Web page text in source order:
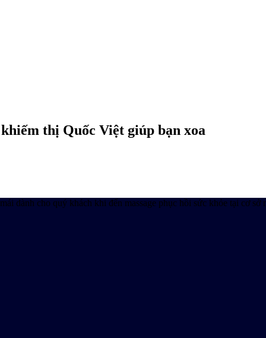
thị Quốc Việt giúp bạn xoa
dành cho quý khách khi đến massage phục hồi sức khỏe tại cơ sở